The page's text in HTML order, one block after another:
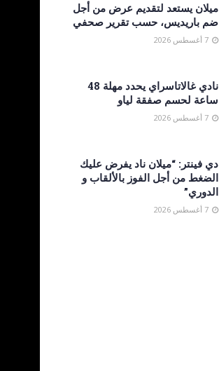
ميلان يستعد لتقديم عرض من أجل
ضم باريديس، حسب تقرير صحفي
نادي غالاتاسراي يحدد مهلة 48
ساعة لحسم صفقة لياو
دي فينتر: “ميلان ناد يفرض عليك
الضغط من أجل الفوز بالألقاب و
الدوري”